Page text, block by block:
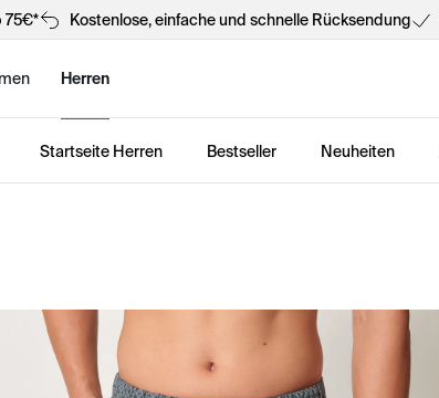
75€* Kostenlose, einfache und schnelle Rücksendung
Herren
Startseite Herren Bestseller Neuheiten